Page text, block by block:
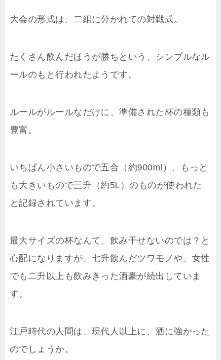
大会の形式は、二組に分かれての対戦式。
たくさん飲んだほうが勝ちという、シンプルなル
ールのもと行われたようです。
ルールがルールなだけに、準備された杯の種類も
豊富。
いちばん小さいもので五合（約900ml）、もっと
も大きいもので三升（約5L）のものが使われた
と記録されています。
最大サイズの杯なんて、飲み干せないのでは？と
心配になりますが、七升飲んだツワモノや、女性
でも二升以上も飲みきった酒豪が続出していま
す。
江戸時代の人間は、現代人以上に、酒に強かった
のでしょうか。